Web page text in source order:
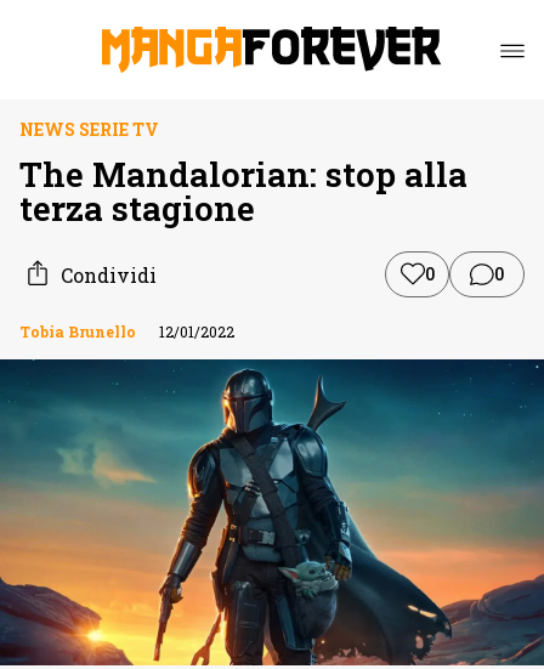
NEWS SERIE TV
The Mandalorian: stop alla
terza stagione
Condividi 0 0
Tobia Brunello 12/01/2022